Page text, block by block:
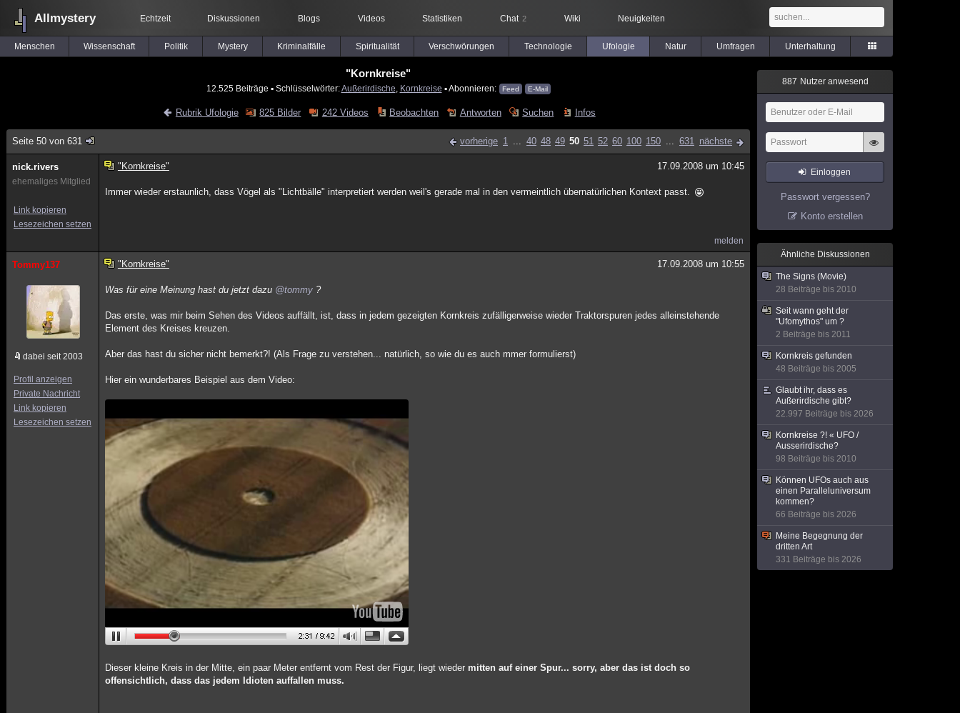
Allmystery Echtzeit Diskussionen Blogs Videos Statistiken Chat 2 Wiki Neuigkeiten
Menschen Wissenschaft Politik Mystery Kriminalfälle Spiritualität Verschwörungen Technologie Ufologie Natur Umfragen Unterhaltung
"Kornkreise"
12.525 Beiträge ▪ Schlüsselwörter:Außerirdische Kornkreise ▪ Abonnieren: Feed E-Mail
Rubrik Ufologie 825 Bilder 242 Videos Beobachten Antworten Suchen Infos
Seite 50 von 631 vorherige 1 ... 40 48 49 50 51 52 60 100 150 ... 631 nächste
nick.rivers
ehemaliges Mitglied
Link kopieren
Lesezeichen setzen
"Kornkreise" 17.09.2008 um 10:45
Immer wieder erstaunlich, dass Vögel als "Lichtbälle" interpretiert werden weil's gerade mal in den vermeintlich übernatürlichen Kontext passt.
melden
Tommy137
dabei seit 2003
Profil anzeigen
Private Nachricht
Link kopieren
Lesezeichen setzen
"Kornkreise" 17.09.2008 um 10:55
Was für eine Meinung hast du jetzt dazu @tommy ?
Das erste, was mir beim Sehen des Videos auffällt, ist, dass in jedem gezeigten Kornkreis zufälligerweise wieder Traktorspuren jedes alleinstehende
Element des Kreises kreuzen.
Aber das hast du sicher nicht bemerkt?! (Als Frage zu verstehen... natürlich, so wie du es auch mmer formulierst)
Hier ein wunderbares Beispiel aus dem Video:
Dieser kleine Kreis in der Mitte, ein paar Meter entfernt vom Rest der Figur, liegt wieder mitten auf einer Spur... sorry, aber das ist doch so
offensichtlich, dass das jedem Idioten auffallen muss.
887 Nutzer anwesend
Einloggen
Passwort vergessen?
Konto erstellen
Ähnliche Diskussionen
The Signs (Movie)
28 Beiträge bis 2010
Seit wann geht der
"Ufomythos" um ?
2 Beiträge bis 2011
Kornkreis gefunden
48 Beiträge bis 2005
Glaubt ihr, dass es
Außerirdische gibt?
22.997 Beiträge bis 2026
Kornkreise ?! « UFO /
Ausserirdische?
98 Beiträge bis 2010
Können UFOs auch aus
einen Paralleluniversum
kommen?
66 Beiträge bis 2026
Meine Begegnung der
dritten Art
331 Beiträge bis 2026